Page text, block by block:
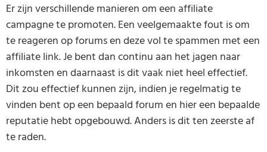
Er zijn verschillende manieren om een affiliate
campagne te promoten. Een veelgemaakte fout is om
te reageren op forums en deze vol te spammen met een
affiliate link. Je bent dan continu aan het jagen naar
inkomsten en daarnaast is dit vaak niet heel effectief.
Dit zou effectief kunnen zijn, indien je regelmatig te
vinden bent op een bepaald forum en hier een bepaalde
reputatie hebt opgebouwd. Anders is dit ten zeerste af
te raden.